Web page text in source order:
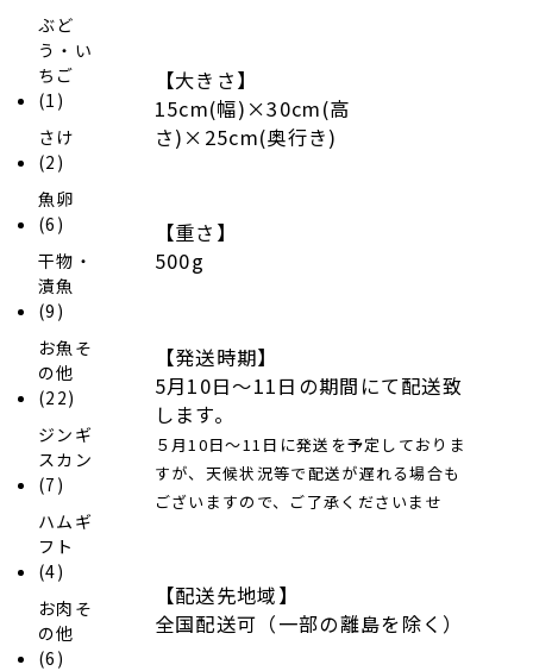
ぶど
う・い
ちご
(1)
さけ
(2)
魚卵
(6)
干物・
漬魚
(9)
お魚そ
の他
(22)
ジンギ
スカン
(7)
ハムギ
フト
(4)
お肉そ
の他
(6)
【大きさ】
15cm(幅)×30cm(高
さ)×25cm(奥行き)
【重さ】
500g
【発送時期】
5月10日～11日の期間にて配送致
します。
５月10日～11日に発送を予定しておりま
すが、天候状況等で配送が遅れる場合も
ございますので、ご了承くださいませ
【配送先地域】
全国配送可（一部の離島を除く）